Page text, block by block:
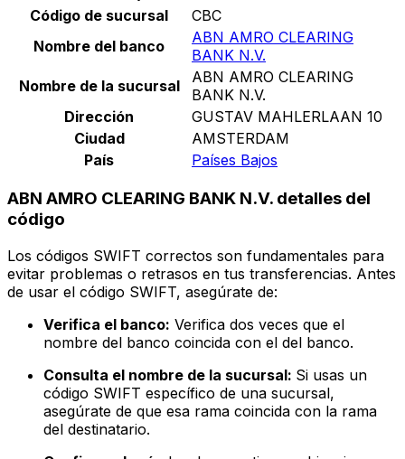
Código de sucursal
CBC
Nombre del banco
ABN AMRO CLEARING
BANK N.V.
Nombre de la sucursal
ABN AMRO CLEARING
BANK N.V.
Dirección
GUSTAV MAHLERLAAN 10
Ciudad
AMSTERDAM
País
Países Bajos
ABN AMRO CLEARING BANK N.V. detalles del
código
Los códigos SWIFT correctos son fundamentales para
evitar problemas o retrasos en tus transferencias. Antes
de usar el código SWIFT, asegúrate de:
Verifica el banco: Verifica dos veces que el
nombre del banco coincida con el del banco.
Consulta el nombre de la sucursal: Si usas un
código SWIFT específico de una sucursal,
asegúrate de que esa rama coincida con la rama
del destinatario.